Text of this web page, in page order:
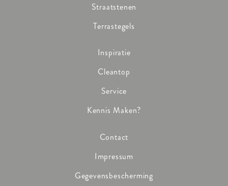
Straatstenen
Terrastegels
Inspiratie
Cleantop
Service
Kennis Maken?
Contact
Impressum
Gegevensbescherming